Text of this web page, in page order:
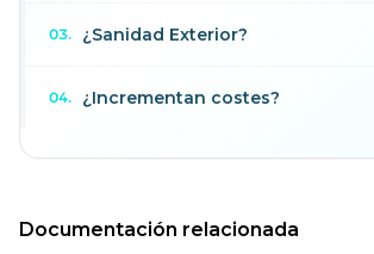
03. ¿Sanidad Exterior?
04. ¿Incrementan costes?
Documentación relacionada